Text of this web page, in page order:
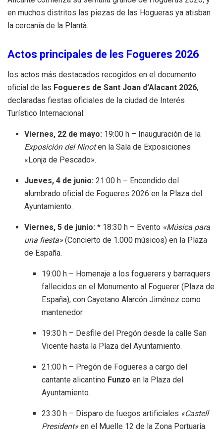
en muchos distritos las piezas de las Hogueras ya atisban
la cercanía de la Plantà.
Actos principales de les Fogueres 2026
los actos más destacados recogidos en el documento
oficial de las Fogueres de Sant Joan d’Alacant 2026,
declaradas fiestas oficiales de la ciudad de Interés
Turístico Internacional:
Viernes, 22 de mayo: 19:00 h – Inauguración de la
Exposición del Ninoten la Sala de Exposiciones
«Lonja de Pescado».
Jueves, 4 de junio: 21:00 h – Encendido del
alumbrado oficial de Fogueres 2026 en la Plaza del
Ayuntamiento.
Viernes, 5 de junio: * 18:30 h – Evento «Música para
una fiesta» (Concierto de 1.000 músicos) en la Plaza
de España.
19:00 h – Homenaje a los foguerers y barraquers
fallecidos en el Monumento al Foguerer (Plaza de
España), con Cayetano Alarcón Jiménez como
mantenedor.
19:30 h – Desfile del Pregón desde la calle San
Vicente hasta la Plaza del Ayuntamiento.
21:00 h – Pregón de Fogueres a cargo del
cantante alicantino Funzo en la Plaza del
Ayuntamiento.
23:30 h – Disparo de fuegos artificiales «Castell
President»en el Muelle 12 de la Zona Portuaria.